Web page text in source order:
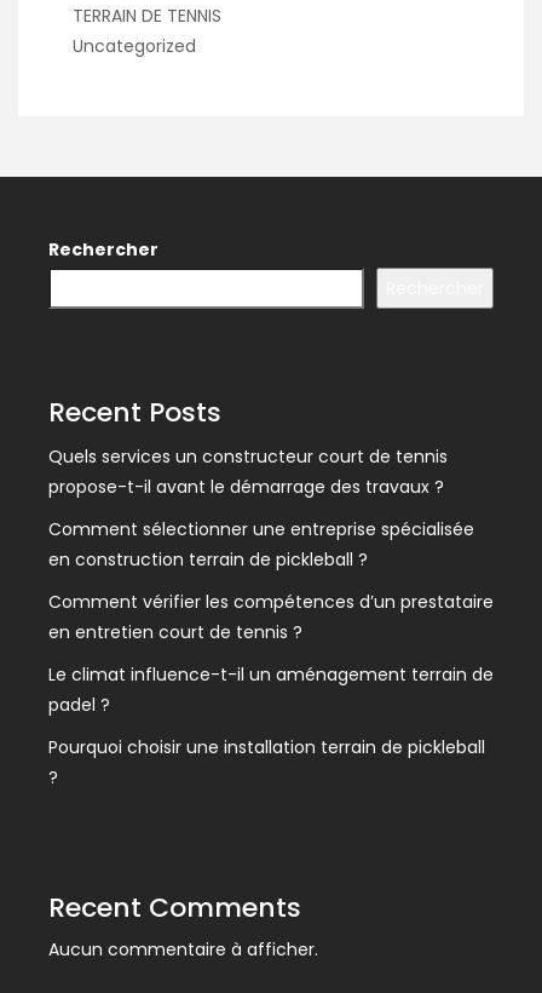
TERRAIN DE TENNIS
Uncategorized
Rechercher
Recent Posts
Quels services un constructeur court de tennis
propose-t-il avant le démarrage des travaux ?
Comment sélectionner une entreprise spécialisée
en construction terrain de pickleball ?
Comment vérifier les compétences d’un prestataire
en entretien court de tennis ?
Le climat influence-t-il un aménagement terrain de
padel ?
Pourquoi choisir une installation terrain de pickleball
?
Recent Comments
Aucun commentaire à afficher.